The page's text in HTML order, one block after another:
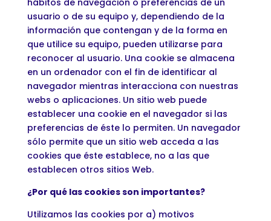
hábitos de navegación o preferencias de un
usuario o de su equipo y, dependiendo de la
información que contengan y de la forma en
que utilice su equipo, pueden utilizarse para
reconocer al usuario. Una cookie se almacena
en un ordenador con el fin de identificar al
navegador mientras interacciona con nuestras
webs o aplicaciones. Un sitio web puede
establecer una cookie en el navegador si las
preferencias de éste lo permiten. Un navegador
sólo permite que un sitio web acceda a las
cookies que éste establece, no a las que
establecen otros sitios Web.
¿Por qué las cookies son importantes?
Utilizamos las cookies por a) motivos